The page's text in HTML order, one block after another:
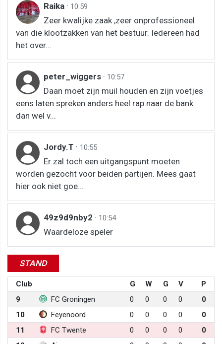
Raika · 10:59
Zeer kwalijke zaak ,zeer onprofessioneel
van die klootzakken van het bestuur. Iedereen had
het over...
peter_wiggers · 10:57
Daan moet zijn muil houden en zijn voetjes
eens laten spreken anders heel rap naar de bank
dan wel v...
Jordy.T · 10:55
Er zal toch een uitgangspunt moeten
worden gezocht voor beiden partijen. Mees gaat
hier ook niet goe...
49z9d9nby2 · 10:54
Waardeloze speler
STAND
Club G W G V
P
9
FC Groningen 0 0 0 0
0
10
Feyenoord 0 0 0 0
0
11
FC Twente 0 0 0 0
0